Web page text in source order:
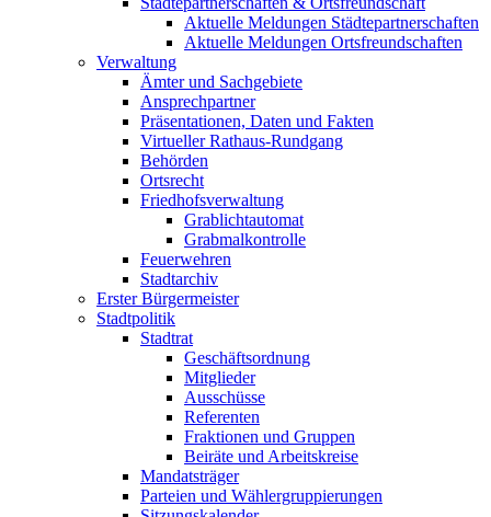
Aktuelle Meldungen Städtepartnerschaften
Aktuelle Meldungen Ortsfreundschaften
Verwaltung
Ämter und Sachgebiete
Ansprechpartner
Präsentationen, Daten und Fakten
Virtueller Rathaus-Rundgang
Behörden
Ortsrecht
Friedhofsverwaltung
Grablichtautomat
Grabmalkontrolle
Feuerwehren
Stadtarchiv
Erster Bürgermeister
Stadtpolitik
Stadtrat
Geschäftsordnung
Mitglieder
Ausschüsse
Referenten
Fraktionen und Gruppen
Beiräte und Arbeitskreise
Mandatsträger
Parteien und Wählergruppierungen